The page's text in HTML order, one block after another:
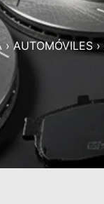
›AUTOMÓVILES›